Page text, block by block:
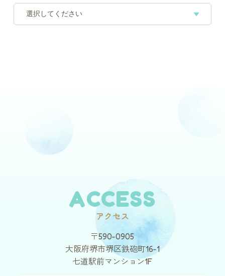
ACCESS
アクセス
〒590-0905
大阪府堺市堺区鉄砲町16-1
七道駅前マンション1F